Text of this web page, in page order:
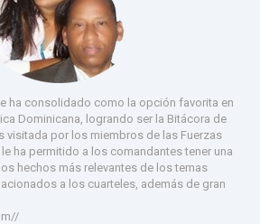
ha consolidado como la opción favorita en
Dominicana, logrando ser la Bitácora de
visitada por los miembros de las Fuerzas
ha permitido a los comandantes tener una
hechos más relevantes de los temas
a los cuarteles, además de gran